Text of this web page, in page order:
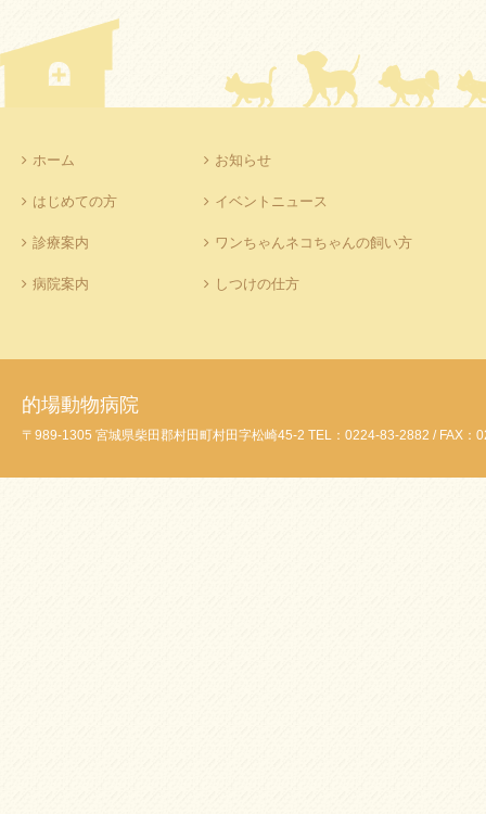
ホーム
はじめての方
診療案内
病院案内
お知らせ
イベントニュース
ワンちゃんネコちゃんの飼い方
しつけの仕方
的場動物病院
〒989-1305 宮城県柴田郡村田町村田字松崎45-2 TEL：0224-83-2882 / FAX：